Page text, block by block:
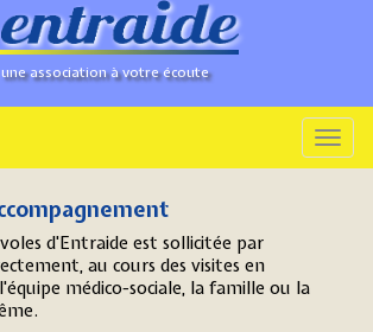
une association à votre écoute
d'Entraide est sollicitée par
au cours des visites en
médico-sociale, la famille ou la